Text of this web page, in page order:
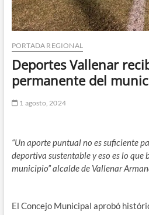
PORTADA REGIONAL
Deportes Vallenar
permanente del
1 agosto, 2024
“Un aporte puntual no es suficiente
deportiva sustentable y eso es lo que
municipio” alcalde de Vallenar
El Concejo Municipal aprobó